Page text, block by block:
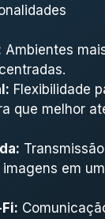
Ambientes
Flexibilidade
que melhor
em